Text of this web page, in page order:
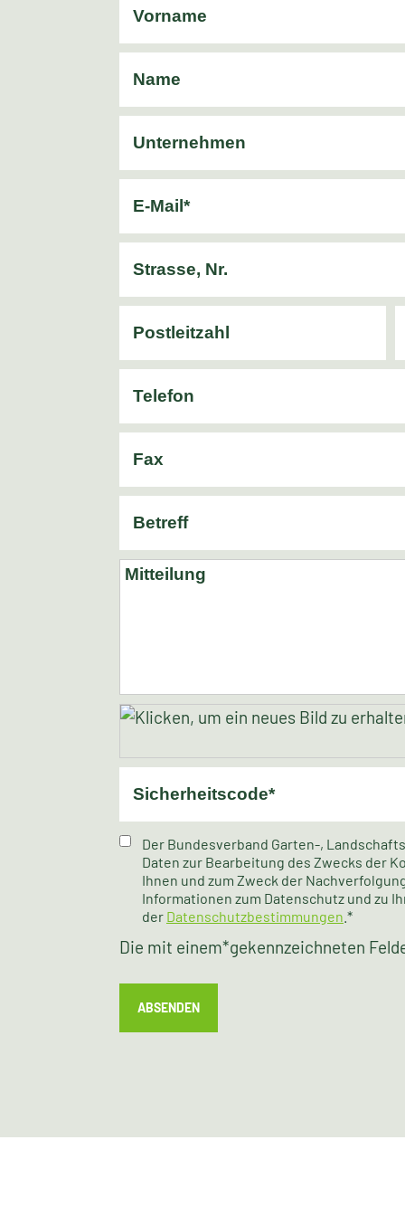
Der Bundesverband Garten-,
Daten zur Bearbeitung des Zwecks der
Ihnen und zum Zweck der
Informationen zum Datenschutz und zu
der Datenschutzbestimmungen .*
Die mit einem*gekennzeichneten
ABSENDEN